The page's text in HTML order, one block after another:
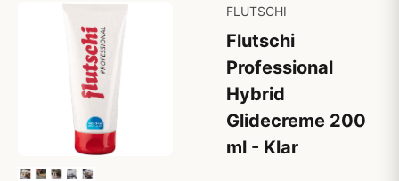
FLUTSCHI
Flutschi
Professional
Hybrid
Glidecreme 200
ml - Klar